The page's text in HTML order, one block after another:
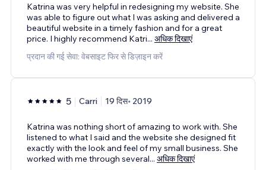
Katrina was very helpful in redesigning my website. She
was able to figure out what I was asking and delivered a
beautiful website in a timely fashion and for a great
price. I highly recommend Katri... अधिक दिखाएं
प्रदान की गई सेवा: वेबसाइट फिर से डिज़ाइन करें
5 Carri 19 दिस॰ 2019
Katrina was nothing short of amazing to work with. She
listened to what I said and the website she designed fit
exactly with the look and feel of my small business. She
worked with me through several... अधिक दिखाएं